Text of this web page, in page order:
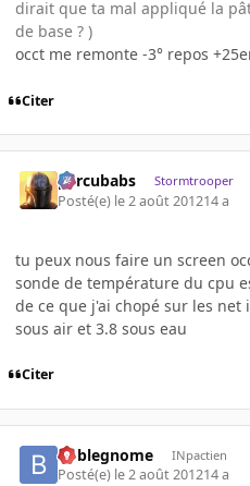
dirait que ta mal appliqué la
de base ? )
occt me remonte -3° repos
Citer
percubabs Stormtrooper
Posté(e) le 2 août 201214 a
tu peux nous faire un screen
sonde de température du cpu
de ce que j'ai chopé sur les net
sous air et 3.8 sous eau
Citer
boblegnome INpactien
Posté(e) le 2 août 201214 a